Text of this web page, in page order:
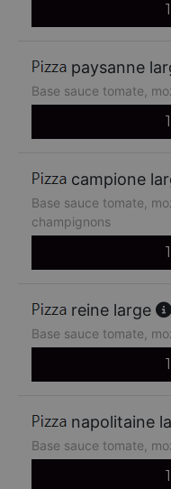
paysanne
Base sauce tomate,
campione
Base sauce tomate,
champignons
reine large
Base sauce tomate,
napolitaine
Base sauce tomate,